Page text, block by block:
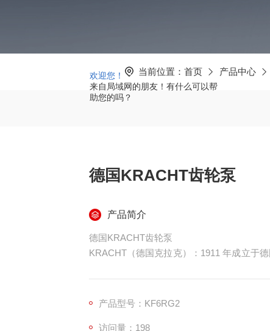
欢迎您！
来自局域网的朋友！有什么可以帮
助您的吗？
当前位置： 首页 产品中心
德国KRACHT齿轮泵
产品简介
德国KRACHT齿轮泵
KRACHT（德国克拉克）：1911 年成立于
产品型号：KF6RG2
访问量：198